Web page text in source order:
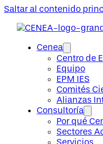
Saltar al contenido
Cenea
Centro de
Equipo
EPM IES
Comités
Alianzas
Consultoría
Por qué
Sectores